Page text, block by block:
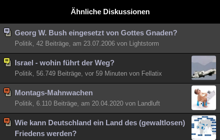
Ähnliche Diskussionen
Georg W. Bush eingesetzt von Gottes Gnaden?
Politik, 42 Beiträge, am 23.07.2006 von Lightstorm
Israel - wohin führt der Weg?
Politik, 56.749 Beiträge, vor 59 Minuten von Fellatix
Montags-Mahnwachen
Politik, 6.110 Beiträge, am 20.04.2020 von Landluft
Wie kann Deutschland ein Land des (gewaltlosen)
Friedens werden?